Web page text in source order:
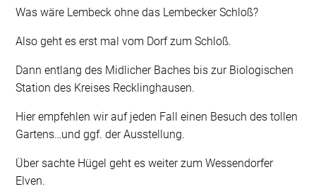
Was wäre Lembeck ohne das Lembecker Schloß?
Also geht es erst mal vom Dorf zum Schloß.
Dann entlang des Midlicher Baches bis zur Biologischen
Station des Kreises Recklinghausen.
Hier empfehlen wir auf jeden Fall einen Besuch des tollen
Gartens…und ggf. der Ausstellung.
Über sachte Hügel geht es weiter zum Wessendorfer
Elven.